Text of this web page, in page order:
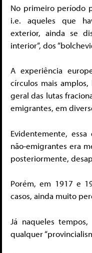
No primeiro período
i.e. aqueles que
exterior, ainda se
interior“, dos
A experiência
círculos mais
geral das lutas
emigrantes, em
Evidentemente,
não-emigrantes era
posteriormente,
Porém, em 1917 e
casos, ainda muito
Já naqueles
qualquer